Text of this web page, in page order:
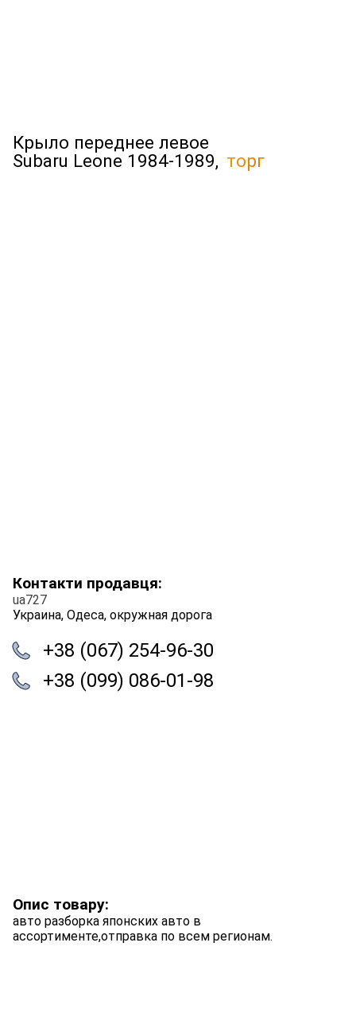
Крыло переднее левое
Subaru Leone 1984-1989, торг
Контакти продавця:
ua727
Украина, Одеса, окружная дорога
+38 (067) 254-96-30
+38 (099) 086-01-98
Опис товару:
авто разборка японских авто в
ассортименте,отправка по всем регионам.